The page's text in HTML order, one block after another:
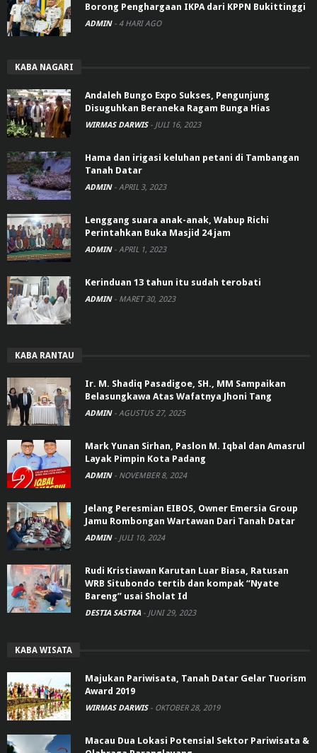
Borong Penghargaan IKPA dari KPPN Bukittinggi
ADMIN - 4 HARI AGO
KABA NAGARI
Andaleh Bungo Expo Sukses, Pengunjung
Disuguhkan Beraneka Ragam Bunga Hias
WIRMAS DARWIS - JULI 16, 2023
Hama dan irigasi keluhan petani di Tambangan
Tanah Datar
ADMIN - APRIL 3, 2023
Lenggang suara anak-anak, Wabup Richi
Perintahkan Buka Masjid 24 jam
ADMIN - APRIL 1, 2023
Kerinduan 13 tahun itu sudah terobati
ADMIN - MARET 30, 2023
KABA RANTAU
Ir. M. Shadiq Pasadigoe, SH., MM Sampaikan
Belasungkawa Atas Wafatnya Jhoni Tang
ADMIN - AGUSTUS 27, 2025
Mark Yunan Sirhan, Paslon M. Iqbal dan Amasrul
Layak Pimpin Kota Padang
ADMIN - NOVEMBER 8, 2024
Jelang Peresmian EIBOS, Owner Emersia Group
Jamu Rombongan Wartawan Dari Tanah Datar
ADMIN - JULI 10, 2024
Rudi Kristiawan Karutan Luar Biasa, Ratusan
WRB Situbondo tertib dan kompak “Nyate
Bareng” usai Sholat Id
DESTIA SASTRA - JUNI 29, 2023
KABA WISATA
Majukan Pariwisata, Tanah Datar Gelar Tuorism
Award 2019
WIRMAS DARWIS - OKTOBER 28, 2019
Macau Dua Lokasi Potensial Sektor Pariwisata &